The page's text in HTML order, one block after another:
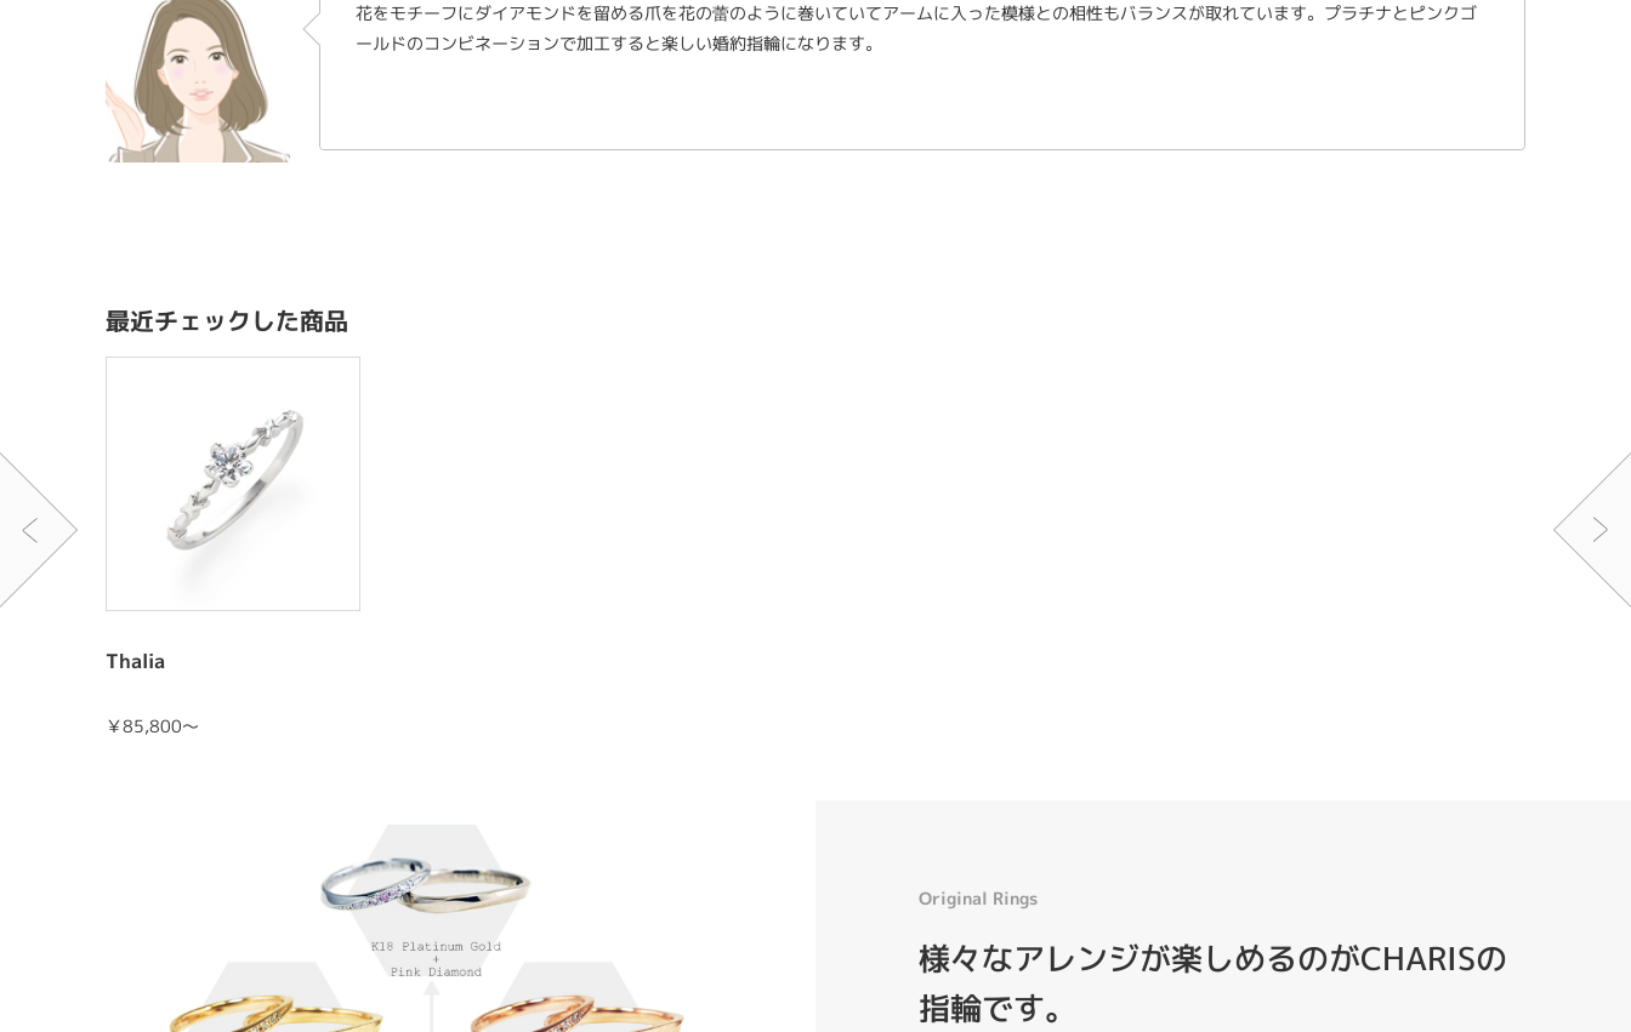
花をモチーフにダイアモンドを留める爪を花の蕾のように巻いていてアームに入った模様との相性もバランスが取れています。プラチナとピンクゴ
ールドのコンビネーションで加工すると楽しい婚約指輪になります。
最近チェックした商品
Thalia
￥85,800～
Original Rings
様々なアレンジが楽しめるのがCHARISの
指輪です。